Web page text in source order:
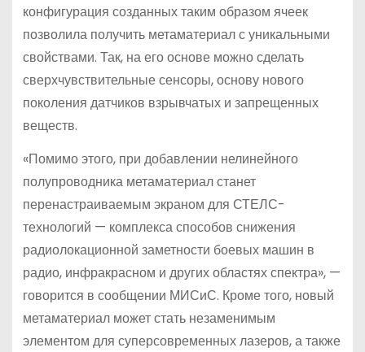
конфигурация созданных таким образом ячеек
позволила получить метаматериал с уникальными
свойствами. Так, на его основе можно сделать
сверхчувствительные сенсоры, основу нового
поколения датчиков взрывчатых и запрещенных
веществ.
«Помимо этого, при добавлении нелинейного
полупроводника метаматериал станет
перенастраиваемым экраном для СТЕЛС-
технологий — комплекса способов снижения
радиолокационной заметности боевых машин в
радио, инфракрасном и других областях спектра», —
говорится в сообщении МИСиС. Кроме того, новый
метаматериал может стать незаменимым
элементом для суперсовременных лазеров, а также